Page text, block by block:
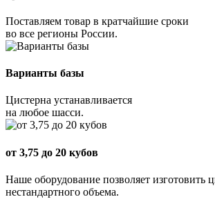
Поставляем товар в кратчайшие сроки
во все регионы России.
Варианты базы
Цистерна устанавливается
на любое шасси.
от 3,75 до 20 кубов
Наше оборудование позволяет изготовить
нестандартного объема.